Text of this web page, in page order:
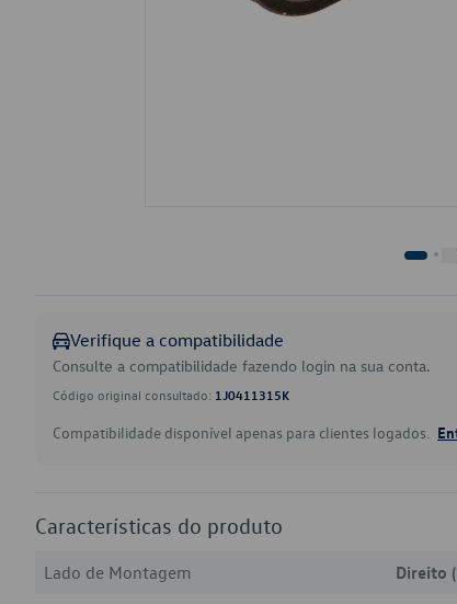
Verifique a compatibilidade
Consulte a compatibilidade fazendo login na sua conta.
Código original consultado: 1J0411315K
Compatibilidade disponível apenas para clientes logados.
Características do produto
Lado de Montagem
Direito